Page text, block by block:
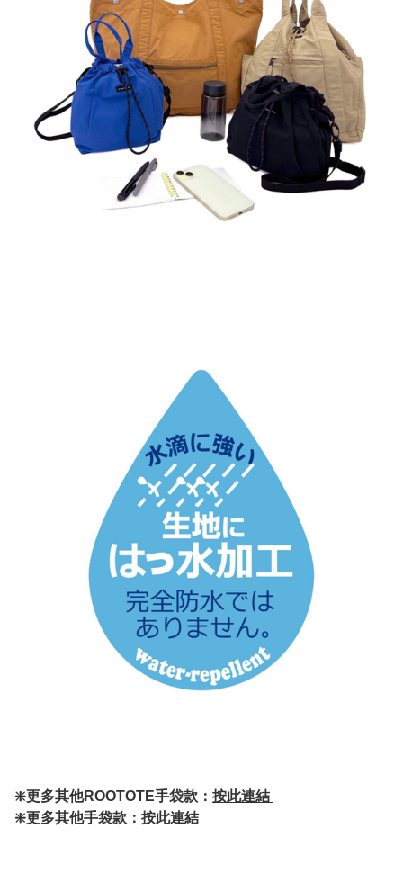
❇️更多其他ROOTOTE手袋款： 按此連結
❇️更多其他手袋款： 按此連結